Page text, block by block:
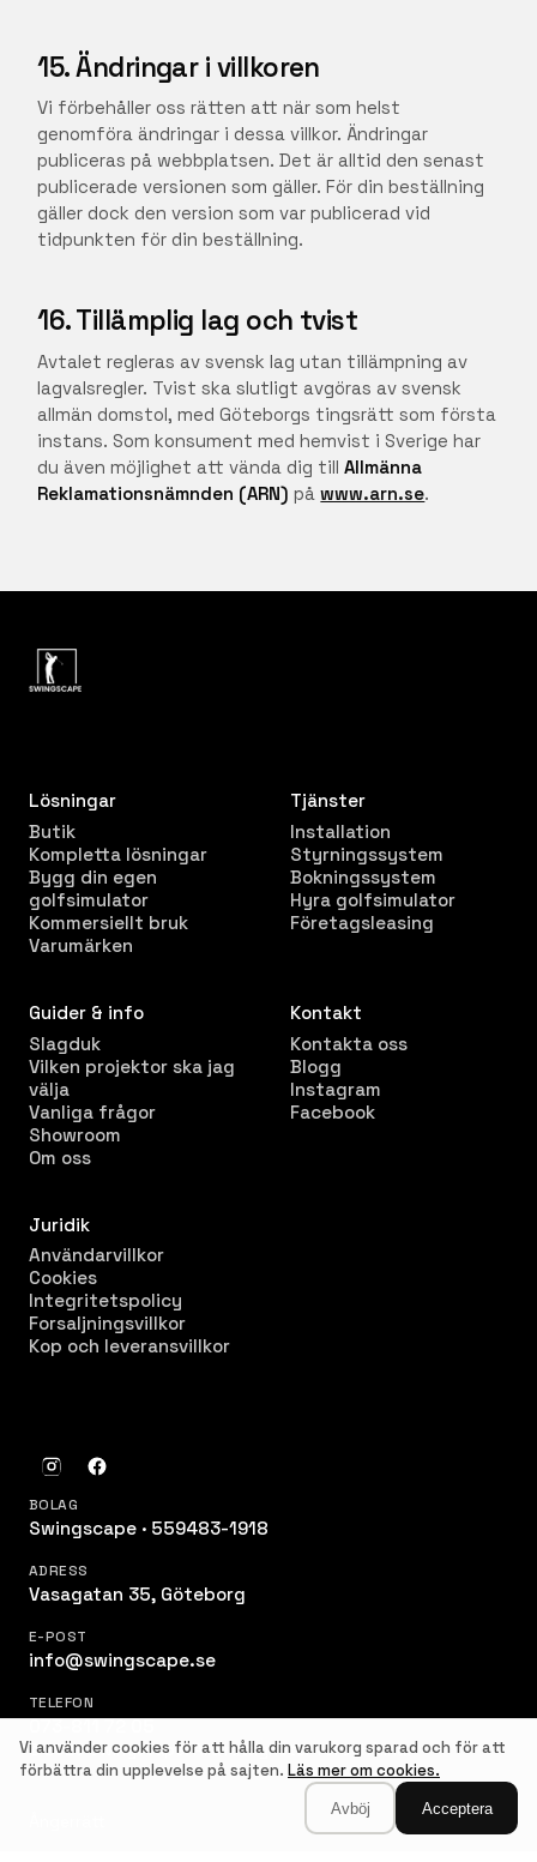
15. Ändringar i villkoren
Vi förbehåller oss rätten att när som helst
genomföra ändringar i dessa villkor. Ändringar
publiceras på webbplatsen. Det är alltid den senast
publicerade versionen som gäller. För din beställning
gäller dock den version som var publicerad vid
tidpunkten för din beställning.
16. Tillämplig lag och tvist
Avtalet regleras av svensk lag utan tillämpning av
lagvalsregler. Tvist ska slutligt avgöras av svensk
allmän domstol, med Göteborgs tingsrätt som första
instans. Som konsument med hemvist i Sverige har
du även möjlighet att vända dig tillAllmänna
Reklamationsnämnden (ARN) påwww.arn.se.
Lösningar
Butik
Kompletta lösningar
Bygg din egen
golfsimulator
Kommersiellt bruk
Varumärken
Tjänster
Installation
Styrningssystem
Bokningssystem
Hyra golfsimulator
Företagsleasing
Guider & info
Slagduk
Vilken projektor ska jag
välja
Vanliga frågor
Showroom
Om oss
Kontakt
Kontakta oss
Blogg
Instagram
Facebook
Juridik
Användarvillkor
Cookies
Integritetspolicy
Forsaljningsvillkor
Kop och leveransvillkor
BOLAG
Swingscape · 559483-1918
ADRESS
Vasagatan 35, Göteborg
E-POST
info@swingscape.se
TELEFON
© 2026 Swingscape. Alla rättigheter förbehållna.
Vi använder cookies för att hålla din varukorg sparad och för att
förbättra din upplevelse på sajten. Läs mer om cookies.
Avböj Acceptera